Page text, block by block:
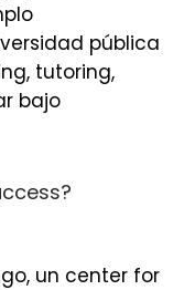
pública
tutoring,
bajo
un center for